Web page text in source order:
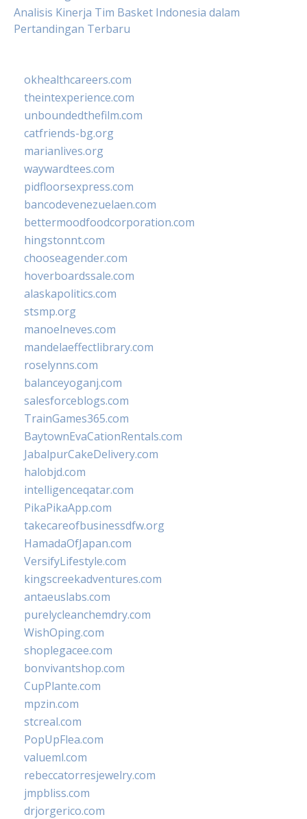
Analisis Kinerja Tim Basket Indonesia dalam
Pertandingan Terbaru
okhealthcareers.com
theintexperience.com
unboundedthefilm.com
catfriends-bg.org
marianlives.org
waywardtees.com
pidfloorsexpress.com
bancodevenezuelaen.com
bettermoodfoodcorporation.com
hingstonnt.com
chooseagender.com
hoverboardssale.com
alaskapolitics.com
stsmp.org
manoelneves.com
mandelaeffectlibrary.com
roselynns.com
balanceyoganj.com
salesforceblogs.com
TrainGames365.com
BaytownEvaCationRentals.com
JabalpurCakeDelivery.com
halobjd.com
intelligenceqatar.com
PikaPikaApp.com
takecareofbusinessdfw.org
HamadaOfJapan.com
VersifyLifestyle.com
kingscreekadventures.com
antaeuslabs.com
purelycleanchemdry.com
WishOping.com
shoplegacee.com
bonvivantshop.com
CupPlante.com
mpzin.com
stcreal.com
PopUpFlea.com
valueml.com
rebeccatorresjewelry.com
jmpbliss.com
drjorgerico.com